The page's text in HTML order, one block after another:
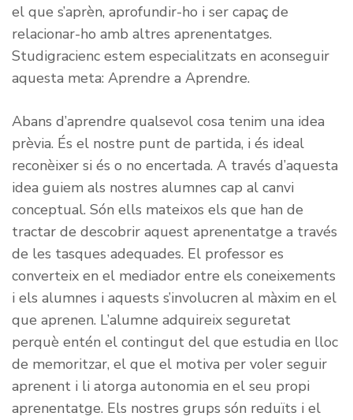
el que s’aprèn, aprofundir-ho i ser capaç de
relacionar-ho amb altres aprenentatges.
Studigracienc estem especialitzats en aconseguir
aquesta meta: Aprendre a Aprendre.
Abans d’aprendre qualsevol cosa tenim una idea
prèvia. És el nostre punt de partida, i és ideal
reconèixer si és o no encertada. A través d’aquesta
idea guiem als nostres alumnes cap al canvi
conceptual. Són ells mateixos els que han de
tractar de descobrir aquest aprenentatge a través
de les tasques adequades. El professor es
converteix en el mediador entre els coneixements
i els alumnes i aquests s’involucren al màxim en el
que aprenen. L’alumne adquireix seguretat
perquè entén el contingut del que estudia en lloc
de memoritzar, el que el motiva per voler seguir
aprenent i li atorga autonomia en el seu propi
aprenentatge. Els nostres grups són reduïts i el